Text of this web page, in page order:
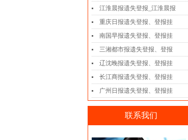
江淮晨报遗失登报_江淮晨报
重庆日报遗失登报、登报挂
南国早报遗失登报、登报挂
三湘都市报遗失登报、登报
辽沈晚报遗失登报、登报挂
长江商报遗失登报、登报挂
广州日报遗失登报、登报挂
联系我们